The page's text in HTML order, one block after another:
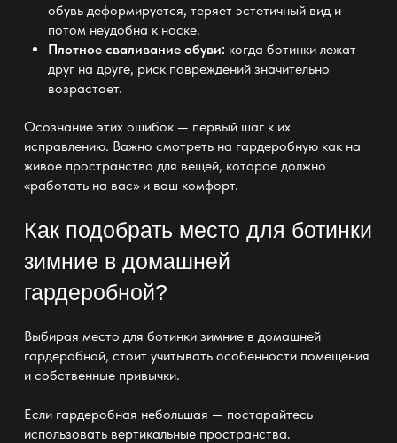
обувь деформируется, теряет эстетичный вид и
потом неудобна к носке.
Плотное сваливание обуви: когда ботинки лежат
друг на друге, риск повреждений значительно
возрастает.
Осознание этих ошибок — первый шаг к их
исправлению. Важно смотреть на гардеробную как на
живое пространство для вещей, которое должно
«работать на вас» и ваш комфорт.
Как подобрать место для ботинки
зимние в домашней
гардеробной?
Выбирая место для ботинки зимние в домашней
гардеробной, стоит учитывать особенности помещения
и собственные привычки.
Если гардеробная небольшая — постарайтесь
использовать вертикальные пространства.